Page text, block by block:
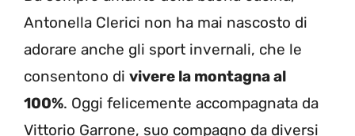
Antonella Clerici non ha mai nascosto di
adorare anche gli sport invernali, che le
consentono di vivere la montagna al
100%. Oggi felicemente accompagnata da
Vittorio Garrone, suo compagno da diversi